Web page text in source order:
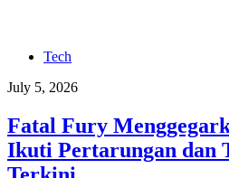
Tech
July 5, 2026
Fatal Fury
Ikuti Pertarungan dan